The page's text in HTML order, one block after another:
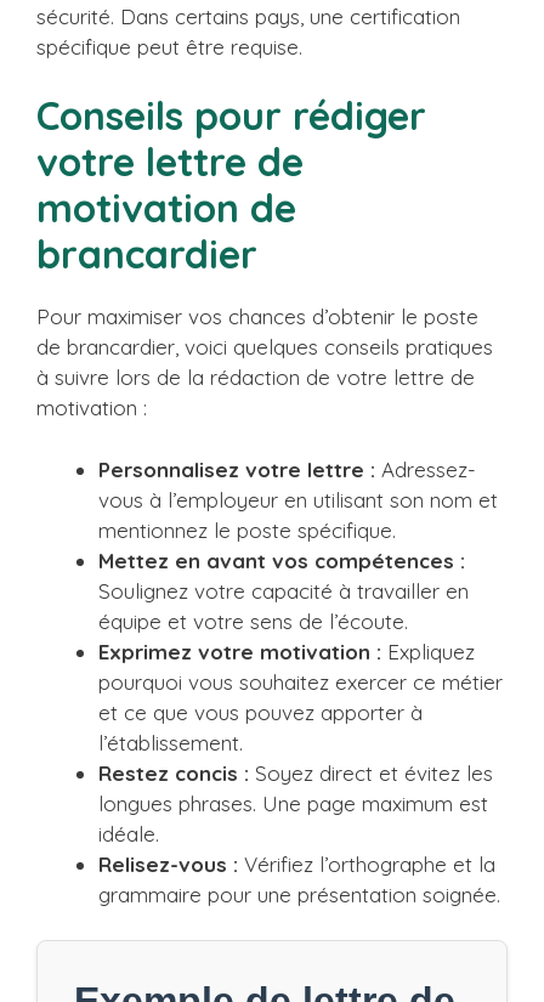
sécurité. Dans certains pays, une certification
spécifique peut être requise.
Conseils pour rédiger
votre lettre de
motivation de
brancardier
Pour maximiser vos chances d’obtenir le poste
de brancardier, voici quelques conseils pratiques
à suivre lors de la rédaction de votre lettre de
motivation :
Personnalisez votre lettre : Adressez-
vous à l’employeur en utilisant son nom et
mentionnez le poste spécifique.
Mettez en avant vos compétences :
Soulignez votre capacité à travailler en
équipe et votre sens de l’écoute.
Exprimez votre motivation : Expliquez
pourquoi vous souhaitez exercer ce métier
et ce que vous pouvez apporter à
l’établissement.
Restez concis : Soyez direct et évitez les
longues phrases. Une page maximum est
idéale.
Relisez-vous : Vérifiez l’orthographe et la
grammaire pour une présentation soignée.